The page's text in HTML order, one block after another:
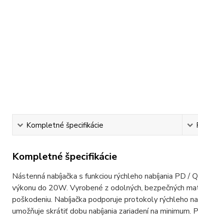
Kompletné špecifikácie
Kompletné špecifikácie
Nástenná nabíjačka s funkciou rýchleho nabíjania PD
výkonu do 20W. Vyrobené z odolných, bezpečných
poškodeniu. Nabíjačka podporuje protokoly rýchleho
umožňuje skrátiť dobu nabíjania zariadení na